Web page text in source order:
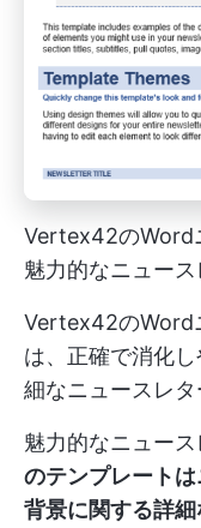
Vertex42のWord
魅力的なニュース
Vertex42のWord
は、正確で消化
細なニュースレタ
魅力的なニュー
のテンプレート
背景に関する詳細